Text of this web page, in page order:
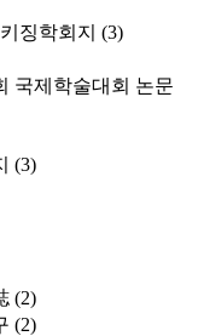
징학회지 (3)
국제학술대회 논문
(3)
(2)
(2)